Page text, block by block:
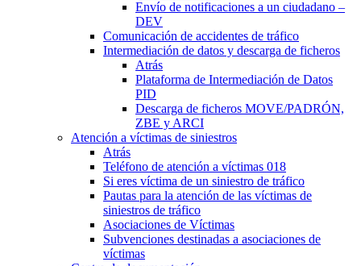
Envío de notificaciones a un ciudadano –
DEV
Comunicación de accidentes de tráfico
Intermediación de datos y descarga de ficheros
Atrás
Plataforma de Intermediación de Datos
PID
Descarga de ficheros MOVE/PADRÓN,
ZBE y ARCI
Atención a víctimas de siniestros
Atrás
Teléfono de atención a víctimas 018
Si eres víctima de un siniestro de tráfico
Pautas para la atención de las víctimas de
siniestros de tráfico
Asociaciones de Víctimas
Subvenciones destinadas a asociaciones de
víctimas